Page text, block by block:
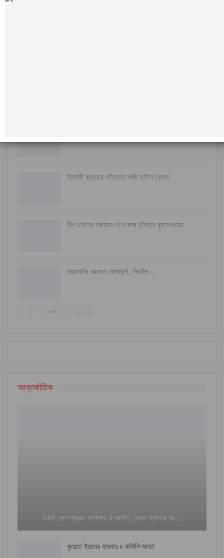
ইসলামী ব্যাংকের পরিচালনা পর্ষদ বাতিল ঘোষণা
নীল ঢেউয়ের জোয়ারে গোল করে ইতিহাস কুরাসাওয়ের
রাঙামাটির বরকলে নৌকাডুবি, নিখোঁজ ১
পরবর্তী ১ এর ৬,৮৪৮
আন্তর্জাতিক
ইরানি ক্ষেপণাস্ত্রের অপেক্ষায় ইসরাইল; বৈরুত হামলার পর…
কুয়েতে ইরানের হামলায় ৫ মার্কিনি আহত